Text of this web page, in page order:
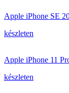
Apple iPhone SE
készleten
Apple iPhone 11
készleten